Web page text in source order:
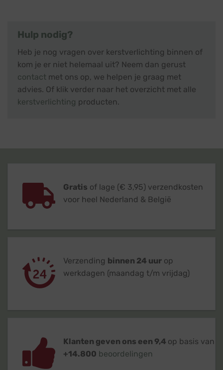
Hulp nodig?
Heb je nog vragen over kerstverlichting binnen of
kom je er niet helemaal uit? Neem dan gerust
contact met ons op, we helpen je graag met
advies. Of klik verder naar het overzicht met alle
kerstverlichting producten.
Gratis of lage (€ 3,95) verzendkosten
voor heel Nederland & België
Verzending binnen 24 uur op
werkdagen (maandag t/m vrijdag)
Klanten geven ons een 9,4 op basis van
+14.800 beoordelingen